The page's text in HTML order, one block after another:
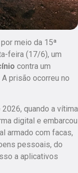
por meio da 15ª
feira (17/6), um
contra um
A prisão ocorreu no
quando a vítima
digital e embarcou
armado com facas,
pessoais, do
a aplicativos